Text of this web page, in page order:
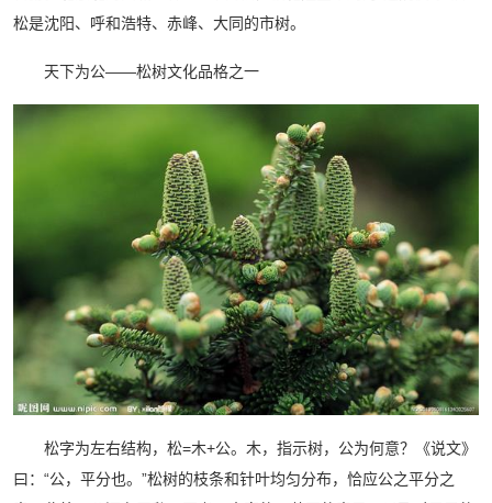
松是沈阳、呼和浩特、赤峰、大同的市树。
天下为公——松树文化品格之一
松字为左右结构，松=木+公。木，指示树，公为何意？《说文》
曰：“公，平分也。”松树的枝条和针叶均匀分布，恰应公之平分之